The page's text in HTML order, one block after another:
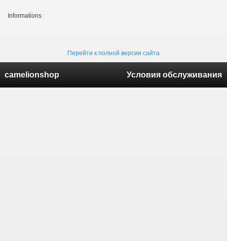
Informations
Перейти к полной версии сайта
camelionshop Условия обслуживания